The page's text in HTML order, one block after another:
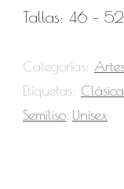
Tallas: 46 –
Categorías:
Etiquetas: Clásica
Semiliso Unisex